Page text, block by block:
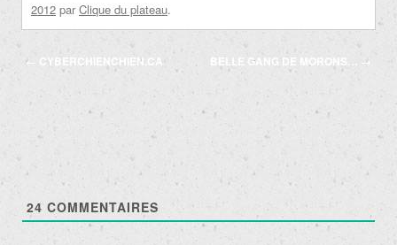
2012 par Clique du plateau.
Navigation
← CYBERCHIENCHIEN.CA BELLE GANG DE MORONS… →
24 COMMENTAIRES